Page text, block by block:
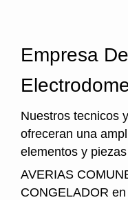
Empresa
Nuestros tecnicos
ofreceran una
elementos y
AVERIAS
CONGELADOR